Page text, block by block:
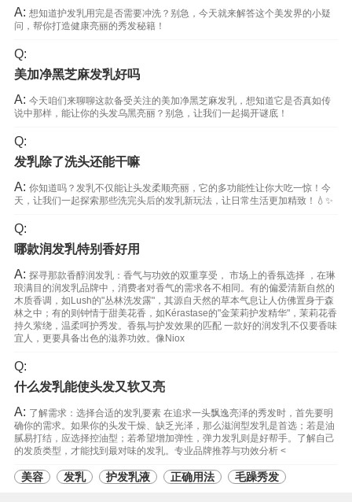
A: 想知道护发乳用完是否需要冲洗？别急，今天就来解答这个美发界的小疑
问，帮你打造健康亮丽的秀发秘籍！
Q:
美加净黑芝麻发乳好吗
A: 今天咱们来聊聊这款备受关注的美加净黑芝麻发乳，想知道它是否真如传
说中那样，能让你的头发乌黑亮丽？别急，让我们一起揭开谜底！
Q:
发乳除了洗头还能干嘛
A: 你知道吗？发乳不仅能让头发柔顺亮丽，它的多功能性让你大吃一惊！今
天，让我们一起探索那些洗完头后的发乳新玩法，让日常生活更加精致！💧✨
Q:
哪款润发乳特别香好用
A: 探寻那款香醇润发乳：香气与功效的双重享受， 市场上的香氛选择 ，在琳
琅满目的润发乳品牌中，消费者对香气的需求各不相同。有的偏爱清新自然的
木质香调，如Lush的"丛林洗发露"，其源自天然的草本气息让人仿佛置身于森
林之中；有的则钟情于甜美花香，如Kérastase的"金茉莉护发精华"，茉莉花香
持久萦绕，温柔呵护秀发。香氛与护发效果的匹配 一款好的润发乳不仅要香味
宜人，更要具备出色的滋养功效。像Niox
Q:
什么发乳能使头发又软又亮
A: 了解需求：选择合适的发乳要素 在追求一头飘逸亮泽的秀发时，首先要明
确你的需求。如果你的头发干燥、缺乏光泽，那么滋润型发乳是首选；若是油
腻易打结，应选择控油型；若希望增加弹性，弹力发乳则是好帮手。了解自己
的发质类型，才能找到最对味的发乳。专业品牌推荐与功效分析 <
美容 发乳 护发乳液 正确用法 毛躁秀发